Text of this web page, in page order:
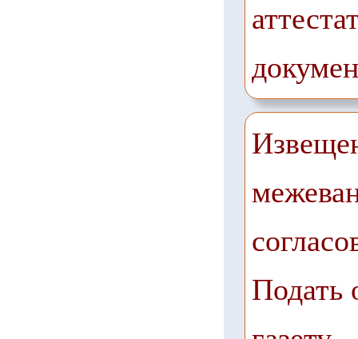
Подать